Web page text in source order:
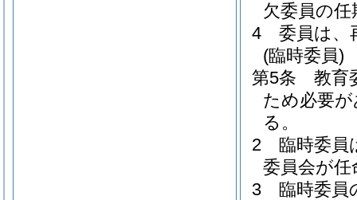
欠委員の
4
委員は、
(臨時委員)
第5条
教育
ため必要
る。
2
臨時委員
委員会が
3
臨時委員